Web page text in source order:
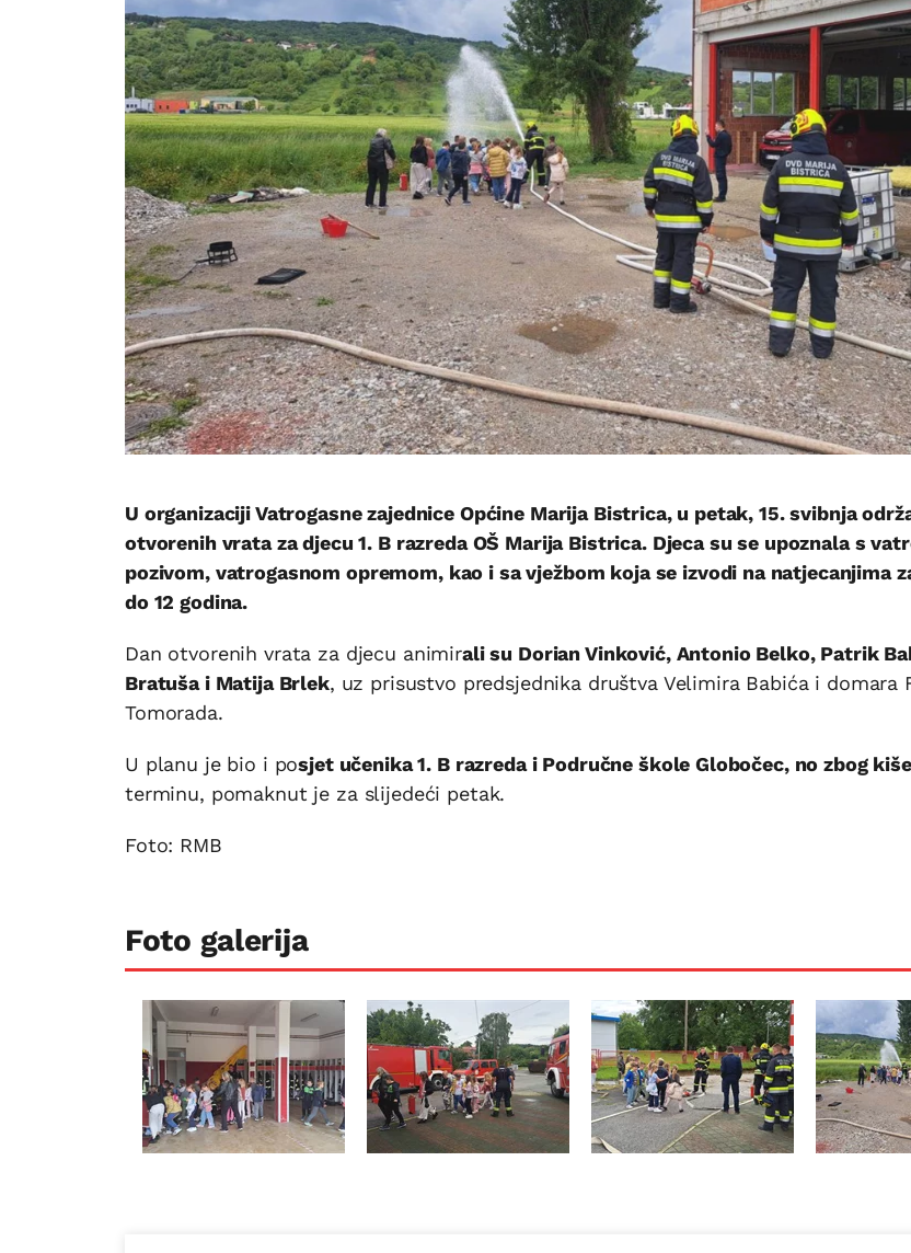
U organizaciji Vatrogasne zajednice Općine Marija Bistrica, u petak, 15. svibnja
otvorenih vrata za djecu 1. B razreda OŠ Marija Bistrica. Djeca su se upoznala s
pozivom, vatrogasnom opremom, kao i sa vježbom koja se izvodi na natjecanjima
do 12 godina.
Dan otvorenih vrata za djecu animirali su Dorian Vinković, Antonio Belko, Patrik
Bratuša i Matija Brlek, uz prisustvo predsjednika društva Velimira Babića i domara
Tomorada.
U planu je bio i posjet učenika 1. B razreda i Područne škole Globočec, no zbog
terminu, pomaknut je za slijedeći petak.
Foto: RMB
Foto galerija